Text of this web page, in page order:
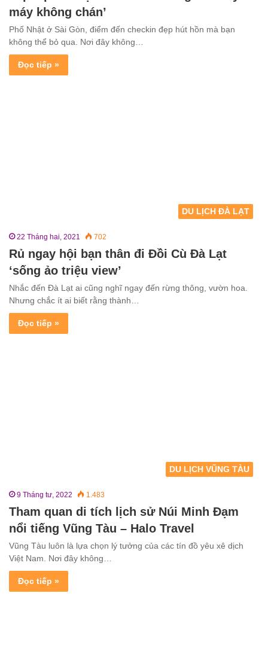
máy không chán’
Phố Nhật ở Sài Gòn, điểm đến checkin đẹp hút hồn mà bạn
không thể bỏ qua. Nơi đây không…
Đọc tiếp »
DU LỊCH ĐÀ LẠT
22 Tháng hai, 2021 702
Rủ ngay hội bạn thân đi Đồi Cù Đà Lạt
‘sống ảo triệu view’
Nhắc đến Đà Lạt ai cũng nghĩ ngay đến rừng thông, vườn hoa.
Nhưng chắc ít ai biết rằng thành…
Đọc tiếp »
DU LỊCH VŨNG TÀU
9 Tháng tư, 2022 1.483
Tham quan di tích lịch sử Núi Minh Đạm
nổi tiếng Vũng Tàu – Halo Travel
Vũng Tàu luôn là lựa chọn lý tưởng của các tín đồ yêu xê dịch
Việt Nam. Nơi đây không…
Đọc tiếp »